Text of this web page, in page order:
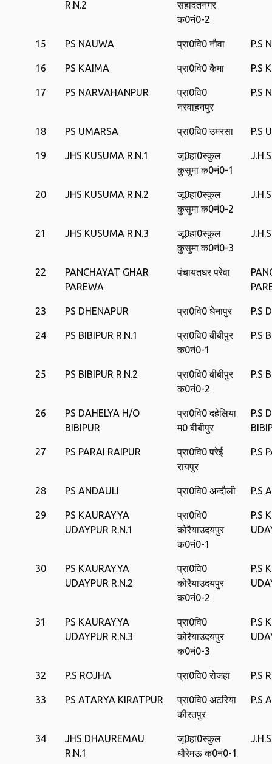
R.N.2
सहादतनगर
क0नं0-2
15 PS NAUWA प्रा0वि0 नौवा P.S
16 PS KAIMA प्रा0वि0 कैमा P.S
17 PS NARVAHANPUR
प्रा0वि0
नरवाहनपुर
P.S
18 PS UMARSA प्रा0वि0 उमरसा P.S
19 JHS KUSUMA R.N.1
जू0हा0स्‍कुल
कुसुमा क0नं0-1
20 JHS KUSUMA R.N.2
जू0हा0स्‍कुल
कुसुमा क0नं0-2
21 JHS KUSUMA R.N.3
जू0हा0स्‍कुल
कुसुमा क0नं0-3
22
PANCHAYAT GHAR
PAREWA
पंचायतघर परेवा
23 PS DHENAPUR प्रा0वि0 धेनापुर P.S
24 PS BIBIPUR R.N.1
प्रा0वि0 बीबीपुर
क0नं0-1
P.S
25 PS BIBIPUR R.N.2
प्रा0वि0 बीबीपुर
क0नं0-2
P.S
26
PS DAHELYA H/O
BIBIPUR
प्रा0वि0 दहेलिया
म0 बीबीपुर
P.S
27 PS PARAI RAIPUR
प्रा0वि0 परेई
रायपुर
P.S
28 PS ANDAULI प्रा0वि0 अन्‍दौली P.S
29
PS KAURAYYA
UDAYPUR R.N.1
प्रा0वि0
कोरैयाउदयपुर
क0नं0-1
P.S
30
PS KAURAYYA
UDAYPUR R.N.2
प्रा0वि0
कोरैयाउदयपुर
क0नं0-2
P.S
31
PS KAURAYYA
UDAYPUR R.N.3
प्रा0वि0
कोरैयाउदयपुर
क0नं0-3
P.S
32 P.S ROJHA प्रा0वि0 रोजहा P.S
33 PS ATARYA KIRATPUR
प्रा0वि0 अटरिया
कीरतपुर
P.S
34
JHS DHAUREMAU
R.N.1
जू0हा0स्‍कुल
धौरेमऊ क0नं0-1